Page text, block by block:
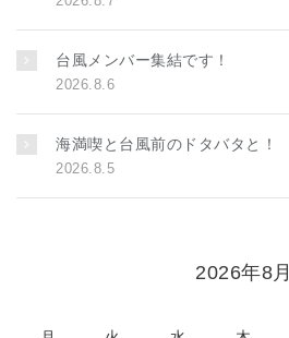
台風メンバー集結です！
2026.8.6
海満喫と台風前のドタバタと！
2026.8.5
2026年8月